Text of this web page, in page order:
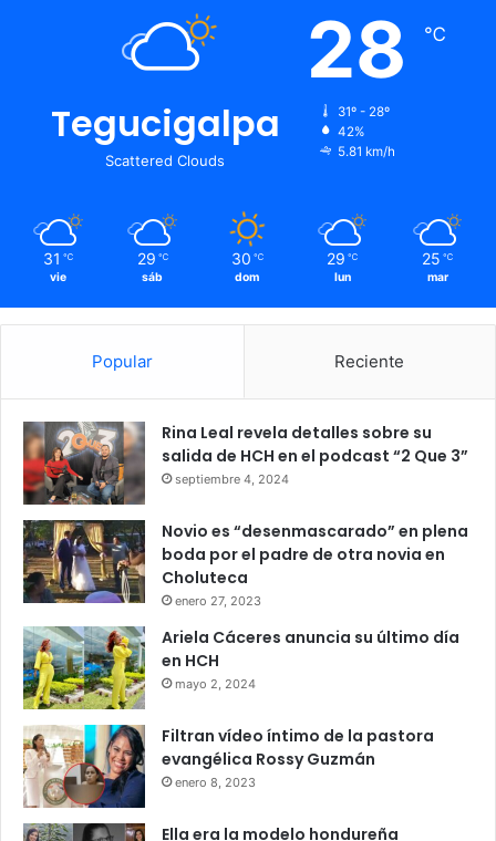
Tegucigalpa
Scattered Clouds
28 ℃
31º - 28º
42%
5.81 km/h
31 ℃
vie
29 ℃
sáb
30 ℃
dom
29 ℃
lun
25 ℃
mar
Popular Reciente
Rina Leal revela detalles sobre su
salida de HCH en el podcast “2 Que 3”
septiembre 4, 2024
Novio es “desenmascarado” en plena
boda por el padre de otra novia en
Choluteca
enero 27, 2023
Ariela Cáceres anuncia su último día
en HCH
mayo 2, 2024
Filtran vídeo íntimo de la pastora
evangélica Rossy Guzmán
enero 8, 2023
Ella era la modelo hondureña